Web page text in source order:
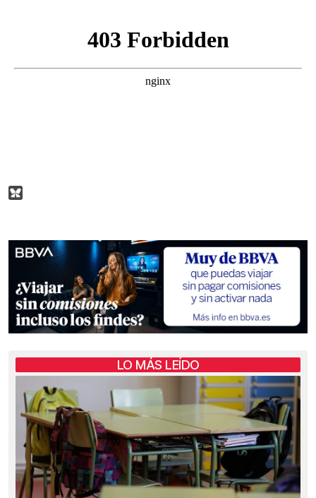
LO MÁS LEÍDO